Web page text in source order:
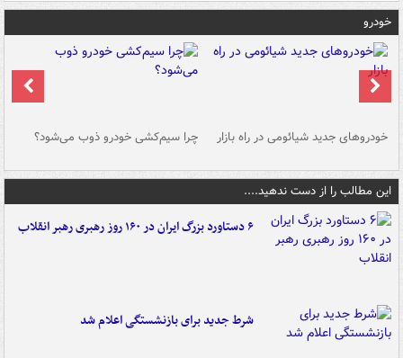
خودرو
خودروهای جدید شیائومی در راه بازار چرا سیم‌کشی خودرو ذوب می‌شود؟
این مطالب را از دست ندهید....
۶ دستاورد بزرگ ایران در ۱۶۰ روز رهبری رهبر انقلاب
شرط جدید برای بازنشستگی اعلام شد